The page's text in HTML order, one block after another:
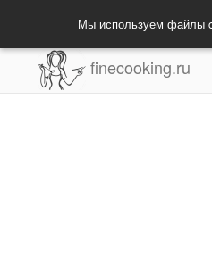
Мы используем файлы
finecooking.ru